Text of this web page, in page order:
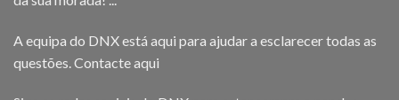
A equipa do DNX está aqui para ajudar a esclarecer todas as
questões. Contacte aqui